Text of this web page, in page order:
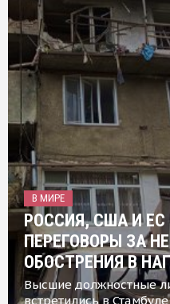
В МИРЕ
РОССИЯ, США И
ПЕРЕГОВОРЫ ЗА
ОБОСТРЕНИЯ В
Высшие должностные
встретились в